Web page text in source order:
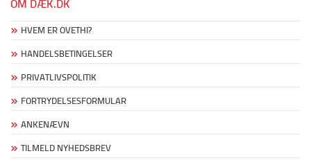
OM DÆK.DK
HVEM ER OVETHI?
HANDELSBETINGELSER
PRIVATLIVSPOLITIK
FORTRYDELSESFORMULAR
ANKENÆVN
TILMELD NYHEDSBREV